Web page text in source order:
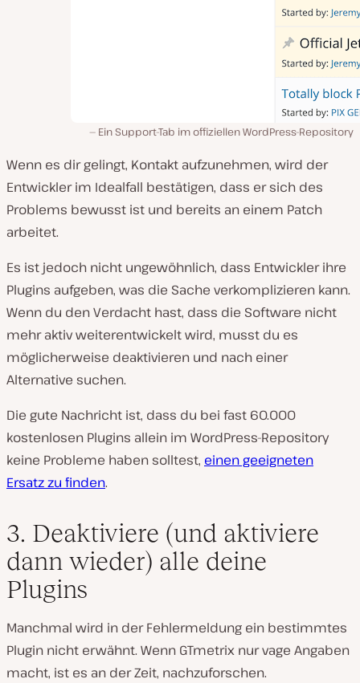
Ein Support-Tab im offiziellen WordPress-Repository
Wenn es dir gelingt, Kontakt aufzunehmen, wird der
Entwickler im Idealfall bestätigen, dass er sich des
Problems bewusst ist und bereits an einem Patch
arbeitet.
Es ist jedoch nicht ungewöhnlich, dass Entwickler ihre
Plugins aufgeben, was die Sache verkomplizieren kann.
Wenn du den Verdacht hast, dass die Software nicht
mehr aktiv weiterentwickelt wird, musst du es
möglicherweise deaktivieren und nach einer
Alternative suchen.
Die gute Nachricht ist, dass du bei fast 60.000
kostenlosen Plugins allein im WordPress-Repository
keine Probleme haben solltest, einen geeigneten
Ersatz zu finden.
3. Deaktiviere (und aktiviere
dann wieder) alle deine
Plugins
Manchmal wird in der Fehlermeldung ein bestimmtes
Plugin nicht erwähnt. Wenn GTmetrix nur vage Angaben
macht, ist es an der Zeit, nachzuforschen.